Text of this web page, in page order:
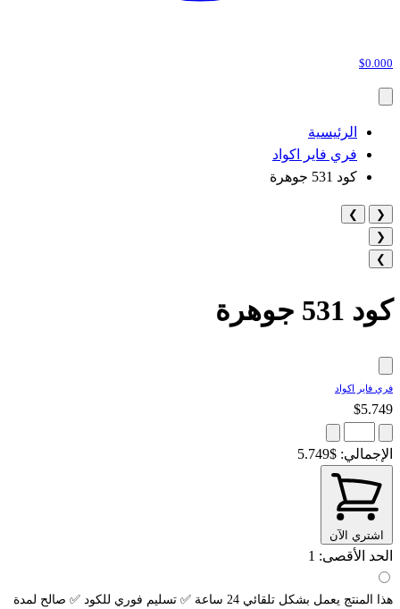
$0.000
الرئيسية
فري فاير اكواد
كود 531 جوهرة
❮
❯
❮
❯
كود 531 جوهرة
فري فاير اكواد
$5.749
الإجمالي: $5.749
اشتري الآن
الحد الأقصى: 1
هذا المنتج يعمل بشكل تلقائي 24 ساعة ✅ تسليم فوري للكود ✅ صالح لمدة